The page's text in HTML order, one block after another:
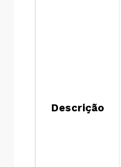
Descrição